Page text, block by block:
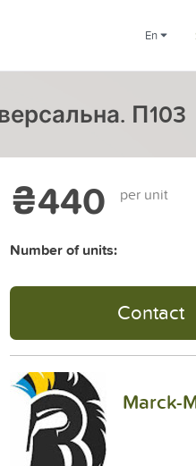
en
П103
₴440 per unit
Number of units:
Contact
Marck-